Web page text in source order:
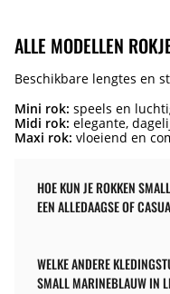
ALLE MODELLEN
Beschikbare lengtes en
Mini rok: speels en
Midi rok: elegante,
Maxi rok: vloeiend en
HOE KUN JE ROKKEN
EEN ALLEDAAGSE OF
WELKE ANDERE
SMALL MARINEBLAUW IN